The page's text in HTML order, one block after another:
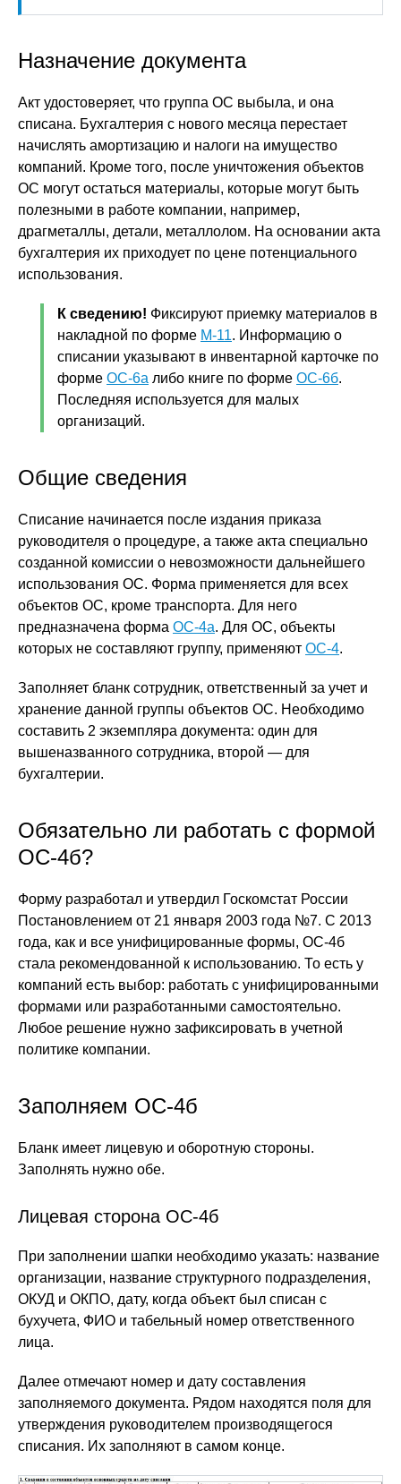
Назначение документа
Акт удостоверяет, что группа ОС выбыла, и она
списана. Бухгалтерия с нового месяца перестает
начислять амортизацию и налоги на имущество
компаний. Кроме того, после уничтожения объектов
ОС могут остаться материалы, которые могут быть
полезными в работе компании, например,
драгметаллы, детали, металлолом. На основании акта
бухгалтерия их приходует по цене потенциального
использования.
К сведению! Фиксируют приемку материалов в
накладной по форме М-11. Информацию о
списании указывают в инвентарной карточке по
форме ОС-6а либо книге по форме ОС-6б.
Последняя используется для малых
организаций.
Общие сведения
Списание начинается после издания приказа
руководителя о процедуре, а также акта специально
созданной комиссии о невозможности дальнейшего
использования ОС. Форма применяется для всех
объектов ОС, кроме транспорта. Для него
предназначена форма ОС-4а. Для ОС, объекты
которых не составляют группу, применяют ОС-4.
Заполняет бланк сотрудник, ответственный за учет и
хранение данной группы объектов ОС. Необходимо
составить 2 экземпляра документа: один для
вышеназванного сотрудника, второй — для
бухгалтерии.
Обязательно ли работать с формой
ОС-4б?
Форму разработал и утвердил Госкомстат России
Постановлением от 21 января 2003 года №7. С 2013
года, как и все унифицированные формы, ОС-4б
стала рекомендованной к использованию. То есть у
компаний есть выбор: работать с унифицированными
формами или разработанными самостоятельно.
Любое решение нужно зафиксировать в учетной
политике компании.
Заполняем ОС-4б
Бланк имеет лицевую и оборотную стороны.
Заполнять нужно обе.
Лицевая сторона ОС-4б
При заполнении шапки необходимо указать: название
организации, название структурного подразделения,
ОКУД и ОКПО, дату, когда объект был списан с
бухучета, ФИО и табельный номер ответственного
лица.
Далее отмечают номер и дату составления
заполняемого документа. Рядом находятся поля для
утверждения руководителем производящегося
списания. Их заполняют в самом конце.